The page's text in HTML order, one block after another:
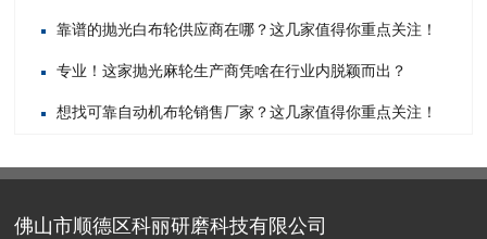
靠谱的抛光白布轮供应商在哪？这几家值得你重点关注！
专业！这家抛光麻轮生产商凭啥在行业内脱颖而出？
想找可靠自动机布轮销售厂家？这几家值得你重点关注！
佛山市顺德区科丽研磨科技有限公司